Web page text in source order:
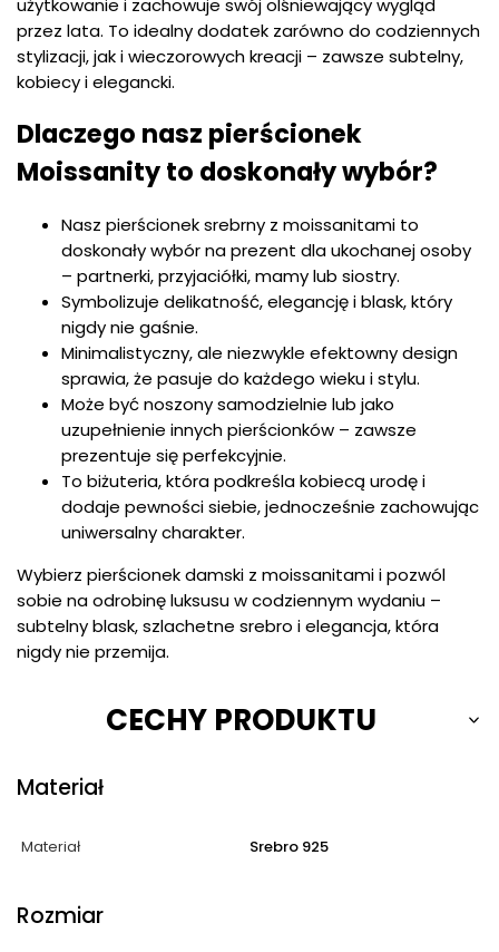
użytkowanie i zachowuje swój olśniewający wygląd
przez lata. To idealny dodatek zarówno do codziennych
stylizacji, jak i wieczorowych kreacji – zawsze subtelny,
kobiecy i elegancki.
Dlaczego nasz pierścionek
Moissanity to doskonały wybór?
Nasz pierścionek srebrny z moissanitami to
doskonały wybór na prezent dla ukochanej osoby
– partnerki, przyjaciółki, mamy lub siostry.
Symbolizuje delikatność, elegancję i blask, który
nigdy nie gaśnie.
Minimalistyczny, ale niezwykle efektowny design
sprawia, że pasuje do każdego wieku i stylu.
Może być noszony samodzielnie lub jako
uzupełnienie innych pierścionków – zawsze
prezentuje się perfekcyjnie.
To biżuteria, która podkreśla kobiecą urodę i
dodaje pewności siebie, jednocześnie zachowując
uniwersalny charakter.
Wybierz pierścionek damski z moissanitami i pozwól
sobie na odrobinę luksusu w codziennym wydaniu –
subtelny blask, szlachetne srebro i elegancja, która
nigdy nie przemija.
CECHY PRODUKTU
Materiał
Materiał Srebro 925
Rozmiar